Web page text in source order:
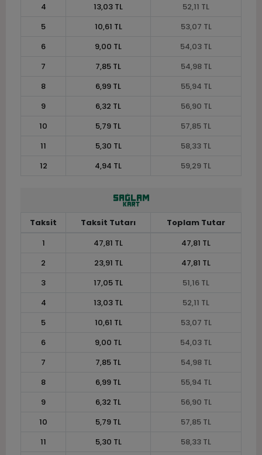
4
13,03 TL
52,11 TL
5
10,61 TL
53,07 TL
6
9,00 TL
54,03 TL
7
7,85 TL
54,98 TL
8
6,99 TL
55,94 TL
9
6,32 TL
56,90 TL
10
5,79 TL
57,85 TL
11
5,30 TL
58,33 TL
12
4,94 TL 59,29 TL
Taksit Taksit Tutarı
Toplam Tutar
1
47,81 TL
47,81 TL
2
23,91 TL
47,81 TL
3
17,05 TL
51,16 TL
4
13,03 TL
52,11 TL
5
10,61 TL
53,07 TL
6
9,00 TL
54,03 TL
7
7,85 TL
54,98 TL
8
6,99 TL
55,94 TL
9
6,32 TL
56,90 TL
10
5,79 TL
57,85 TL
11
5,30 TL
58,33 TL